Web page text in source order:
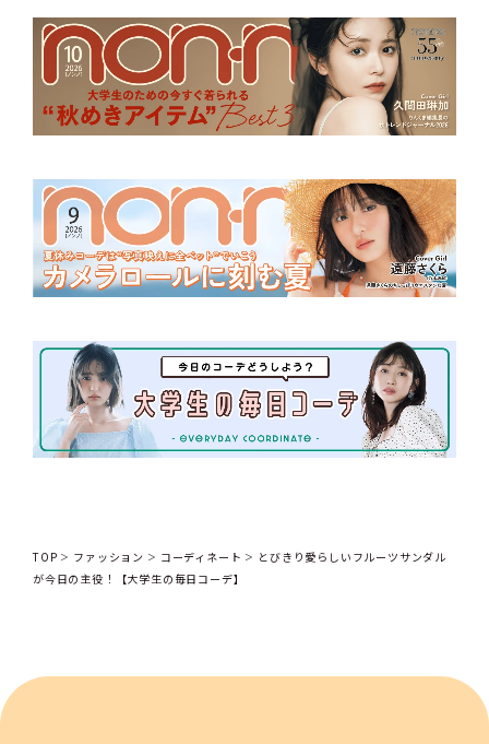
TOP ファッション コーディネート
とびきり愛らしいフルーツサンダル
が今日の主役！【大学生の毎日コーデ】